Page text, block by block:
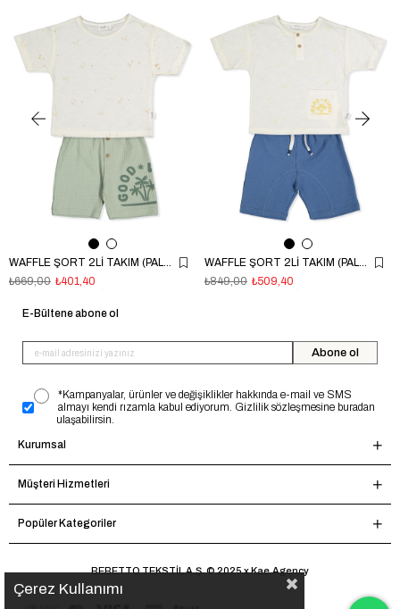
WAFFLE ŞORT 2Lİ TAKIM (PALM TIME) YEŞİL
₺401,40
₺669,00
WAFFLE ŞORT 2Lİ TAKIM (PALM TIME) İNDİGO
₺509,40
₺849,00
E-Bültene abone ol
Abone ol
*Kampanyalar, ürünler ve değişiklikler hakkında e-mail ve SMS
almayı kendi rızamla kabul ediyorum. Gizlilik sözleşmesine buradan
ulaşabilirsin.
Kurumsal
Müşteri Hizmetleri
Popüler Kategoriler
BEBETTO TEKSTİL A.Ş. © 2025 x Kae.Agency
Çerez Kullanımı